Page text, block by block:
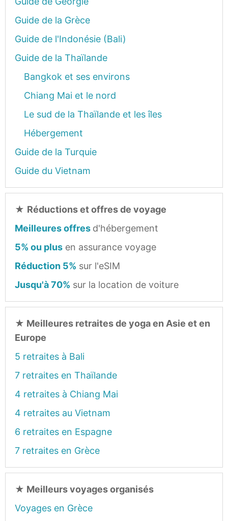
Guide de la Grèce
Guide de l'Indonésie (Bali)
Guide de la Thaïlande
Bangkok et ses environs
Chiang Mai et le nord
Le sud de la Thaïlande et les îles
Hébergement
Guide de la Turquie
Guide du Vietnam
★ Réductions et offres de voyage
Meilleures offres d'hébergement
5% ou plus en assurance voyage
Réduction 5% sur l'eSIM
Jusqu'à 70% sur la location de voiture
★ Meilleures retraites de yoga en Asie et en
Europe
5 retraites à Bali
7 retraites en Thaïlande
4 retraites à Chiang Mai
4 retraites au Vietnam
6 retraites en Espagne
7 retraites en Grèce
★ Meilleurs voyages organisés
Voyages en Grèce